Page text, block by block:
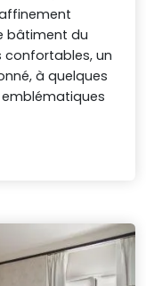
bâtiment du
confortables, un
à quelques